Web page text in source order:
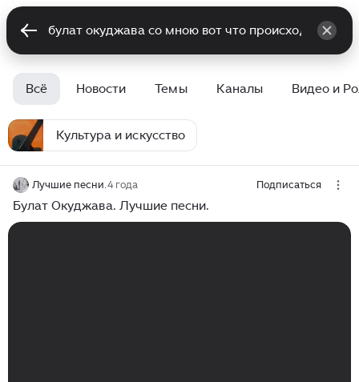
Всё Новости Темы Каналы Видео и
Культура и искусство
Лучшие песни.4 года Подписаться
Булат Окуджава. Лучшие песни.